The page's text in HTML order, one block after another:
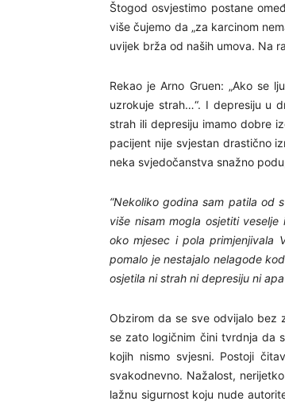
Štogod osvjestimo postane
više čujemo da „za karcinom
uvijek brža od naših umova. Na
Rekao je Arno Gruen: „Ako se
uzrokuje strah…“. I depresiju u
strah ili depresiju imamo dobre
pacijent nije svjestan drastično
neka svjedočanstva snažno
“Nekoliko godina sam patila od
više nisam mogla osjetiti
oko mjesec i pola primjenjivala
pomalo je nestajalo nelagode
osjetila ni strah ni depresiju ni
Obzirom da se sve odvijalo bez
se zato logičnim čini tvrdnja da
kojih nismo svjesni. Postoji
svakodnevno. Nažalost,
lažnu sigurnost koju nude